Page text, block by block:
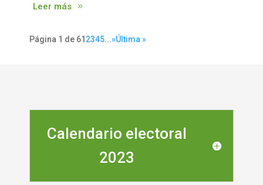
Leer más
Página 1 de 612345...»Última »
Calendario electoral
2023